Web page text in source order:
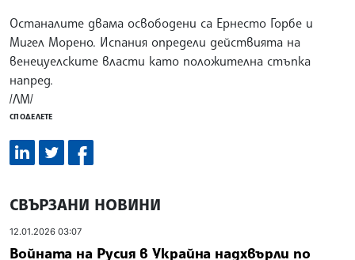
Останалите двама освободени са Ернесто Горбе и
Мигел Морено. Испания определи действията на
венецуелските власти като положителна стъпка
напред.
/ЛМ/
СПОДЕЛЕТЕ
СВЪРЗАНИ НОВИНИ
12.01.2026 03:07
Войната на Русия в Украйна надхвърли по